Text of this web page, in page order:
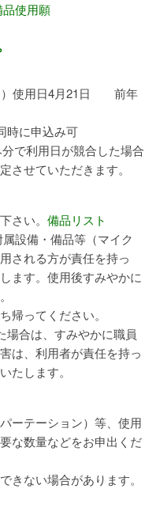
品使用願
）使用日4月21日 前年
時に申込み可
で利用日が競合した場合
させていただきます。
さい。 備品リスト
設備・備品等（マイク
される方が責任を持っ
ます。使用後すみやかに
帰ってください。
合は、すみやかに職員
は、利用者が責任を持っ
たします。
ーテーション）等、使用
な数量などをお申出くだ
きない場合があります。